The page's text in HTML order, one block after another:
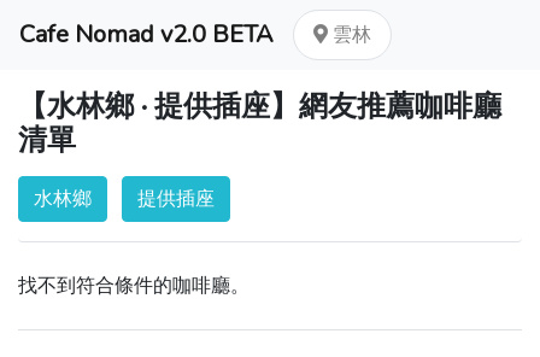
Cafe Nomad v2.0 BETA 雲林
【水林鄉 · 提供插座】網友推薦咖啡廳
清單
水林鄉 提供插座
找不到符合條件的咖啡廳。